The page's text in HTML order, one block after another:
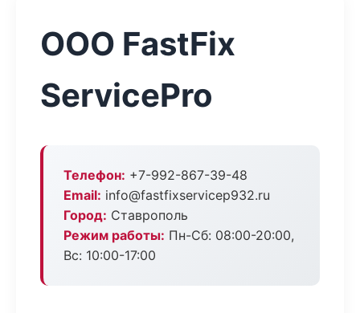
ООО FastFix
ServicePro
Телефон: +7-992-867-39-48
Email: info@fastfixservicep932.ru
Город: Ставрополь
Режим работы: Пн-Сб: 08:00-20:00,
Вс: 10:00-17:00